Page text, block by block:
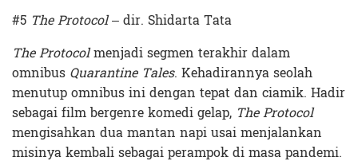
#5 The Protocol– dir. Shidarta Tata
The Protocolmenjadi segmen terakhir dalam
omnibus Quarantine Tales. Kehadirannya seolah
menutup omnibus ini dengan tepat dan ciamik. Hadir
sebagai film bergenre komedi gelap, The Protocol
mengisahkan dua mantan napi usai menjalankan
misinya kembali sebagai perampok di masa pandemi.